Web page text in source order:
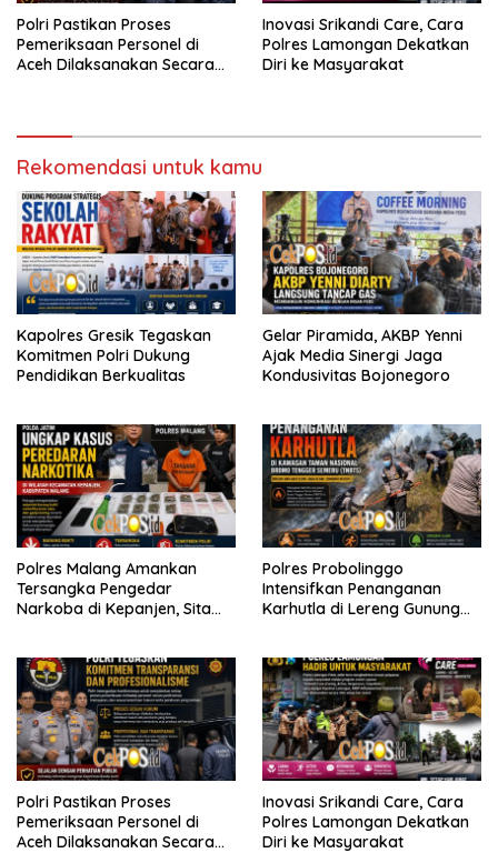
Polri Pastikan Proses
Pemeriksaan Personel di
Aceh Dilaksanakan Secara
Inovasi Srikandi Care, Cara
Polres Lamongan Dekatkan
Diri ke Masyarakat
Rekomendasi untuk kamu
Kapolres Gresik Tegaskan
Komitmen Polri Dukung
Pendidikan Berkualitas
Gelar Piramida, AKBP Yenni
Ajak Media Sinergi Jaga
Kondusivitas Bojonegoro
Polres Malang Amankan
Tersangka Pengedar
Narkoba di Kepanjen, Sita
Polres Probolinggo
Intensifkan Penanganan
Karhutla di Lereng Gunung
Polri Pastikan Proses
Pemeriksaan Personel di
Aceh Dilaksanakan Secara
Inovasi Srikandi Care, Cara
Polres Lamongan Dekatkan
Diri ke Masyarakat